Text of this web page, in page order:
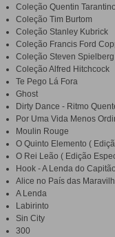
Coleção Quentin
Coleção Tim Burtom
Coleção Stanley Kubrick
Coleção Francis Ford
Coleção Steven Spielberg
Coleção Alfred Hitchcock
Te Pego Lá Fora
Ghost
Dirty Dance - Ritmo
Por Uma Vida Menos
Moulin Rouge
O Quinto Elemento (
O Rei Leão ( Edição
Hook - A Lenda do
Alice no País das
A Lenda
Labirinto
Sin City
300